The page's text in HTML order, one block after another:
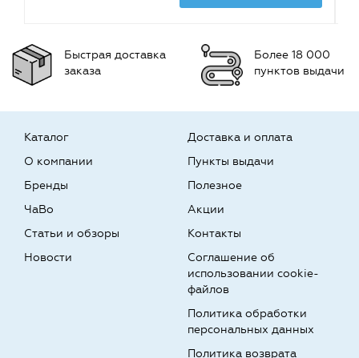
Быстрая доставка
заказа
Более 18 000
пунктов выдачи
Каталог
О компании
Бренды
Доставка и оплата
Пункты выдачи
Полезное
ЧаВо
Статьи и обзоры
Новости
Акции
Контакты
Соглашение об
использовании cookie-
файлов
Политика обработки
персональных данных
Политика возврата